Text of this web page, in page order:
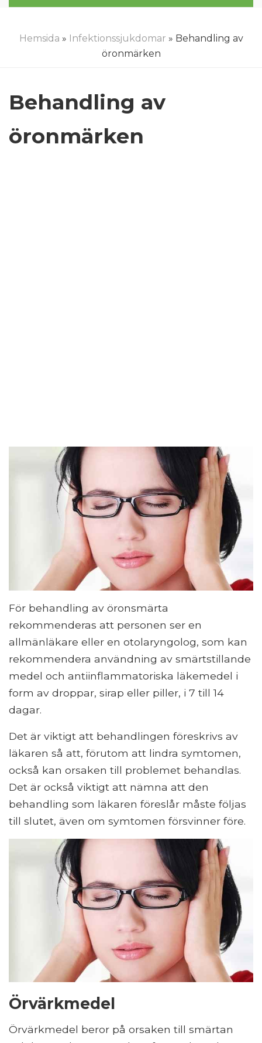
Hemsida » Infektionssjukdomar » Behandling av
öronmärken
Behandling av
öronmärken
För behandling av öronsmärta
rekommenderas att personen ser en
allmänläkare eller en otolaryngolog, som kan
rekommendera användning av smärtstillande
medel och antiinflammatoriska läkemedel i
form av droppar, sirap eller piller, i 7 till 14
dagar.
Det är viktigt att behandlingen föreskrivs av
läkaren så att, förutom att lindra symtomen,
också kan orsaken till problemet behandlas.
Det är också viktigt att nämna att den
behandling som läkaren föreslår måste följas
till slutet, även om symtomen försvinner före.
Örvärkmedel
Örvärkmedel beror på orsaken till smärtan